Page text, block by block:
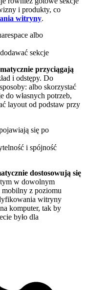
i produkty, co
witryny.
sekcje
przyciągają
i odstępy. Do
albo skorzystać
do własnych potrzeb,
layout od podstaw przy
i spójność
dostosowują się
w dowolnym
mobilny z poziomu
witryny
komputer, tak by
było dla